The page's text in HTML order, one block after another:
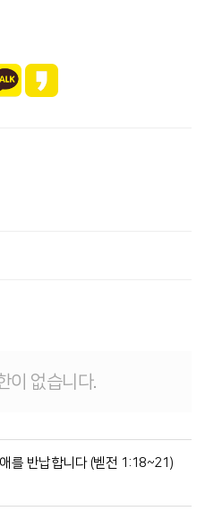
이 없습니다.
를 반납합니다 (벧전 1:18~21)